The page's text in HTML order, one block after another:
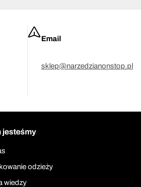
Email
sklep@narzedzianonstop.pl
jesteśmy
odzieży
wiedzy